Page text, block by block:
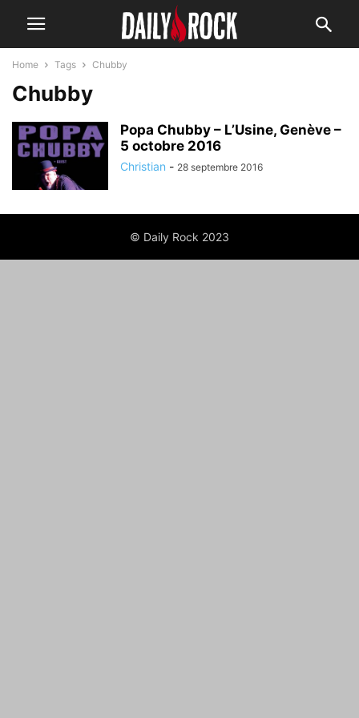
Home Tags Chubby
Chubby
Popa Chubby – L’Usine, Genève –
5 octobre 2016
Christian - 28 septembre 2016
© Daily Rock 2023